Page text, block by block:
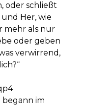
oder schließt
und Her, wie
mehr als nur
oder geben
verwirrend,
begann im